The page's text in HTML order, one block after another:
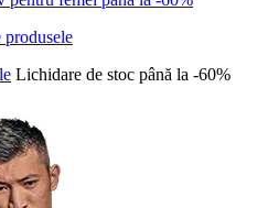
Lichidare de stoc până la -60%